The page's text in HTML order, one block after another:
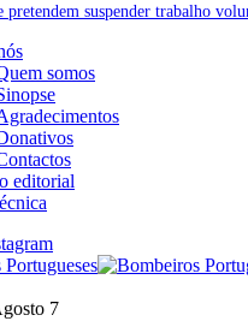
pretendem suspender trabalho
somos
editorial
7